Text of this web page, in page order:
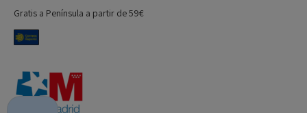
Gratis a Península a partir de 59€